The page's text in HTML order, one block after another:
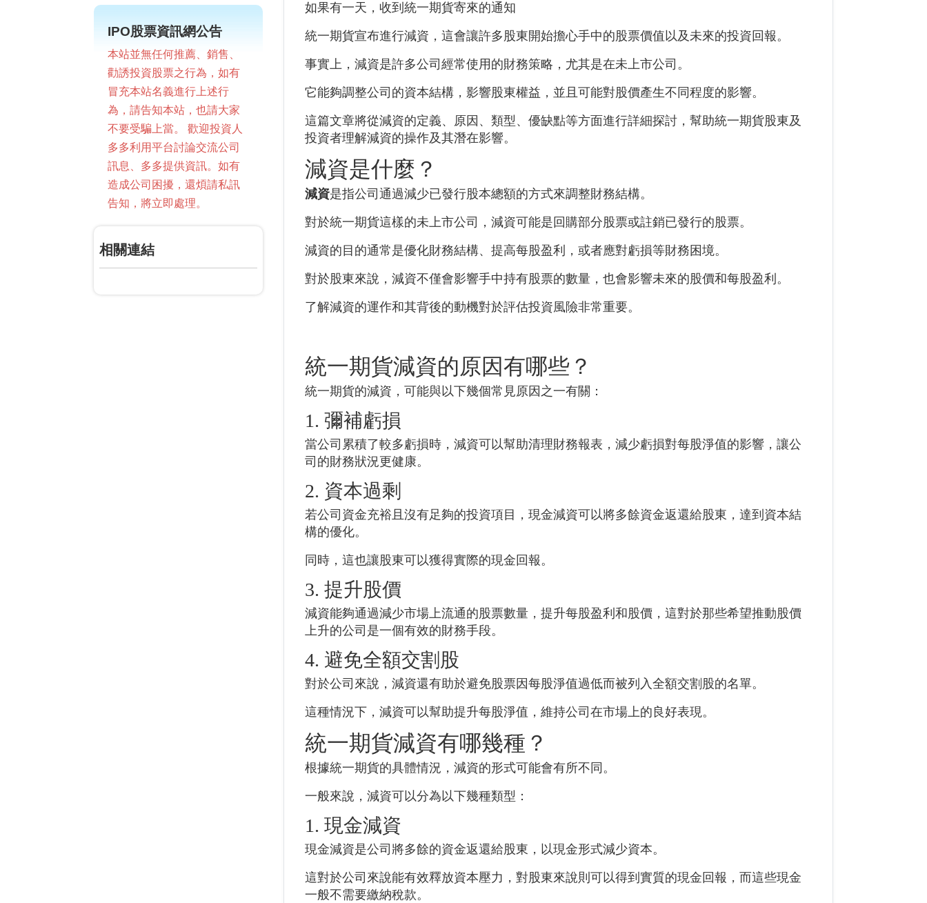
IPO股票資訊網公告
本站並無任何推薦、銷售、
勸誘投資股票之行為，如有
冒充本站名義進行上述行
為，請告知本站，也請大家
不要受騙上當。 歡迎投資人
多多利用平台討論交流公司
訊息、多多提供資訊。如有
造成公司困擾，還煩請私訊
告知，將立即處理。
相關連結
如果有一天，收到統一期貨寄來的通知
統一期貨宣布進行減資，這會讓許多股東開始擔心手中的股票價值以及未來的投資回報。
事實上，減資是許多公司經常使用的財務策略，尤其是在未上市公司。
它能夠調整公司的資本結構，影響股東權益，並且可能對股價產生不同程度的影響。
這篇文章將從減資的定義、原因、類型、優缺點等方面進行詳細探討，幫助統一期貨股東及
投資者理解減資的操作及其潛在影響。
減資是什麼？
減資是指公司通過減少已發行股本總額的方式來調整財務結構。
對於統一期貨這樣的未上市公司，減資可能是回購部分股票或註銷已發行的股票。
減資的目的通常是優化財務結構、提高每股盈利，或者應對虧損等財務困境。
對於股東來說，減資不僅會影響手中持有股票的數量，也會影響未來的股價和每股盈利。
了解減資的運作和其背後的動機對於評估投資風險非常重要。
統一期貨減資的原因有哪些？
統一期貨的減資，可能與以下幾個常見原因之一有關：
1. 彌補虧損
當公司累積了較多虧損時，減資可以幫助清理財務報表，減少虧損對每股淨值的影響，讓公
司的財務狀況更健康。
2. 資本過剩
若公司資金充裕且沒有足夠的投資項目，現金減資可以將多餘資金返還給股東，達到資本結
構的優化。
同時，這也讓股東可以獲得實際的現金回報。
3. 提升股價
減資能夠通過減少市場上流通的股票數量，提升每股盈利和股價，這對於那些希望推動股價
上升的公司是一個有效的財務手段。
4. 避免全額交割股
對於公司來說，減資還有助於避免股票因每股淨值過低而被列入全額交割股的名單。
這種情況下，減資可以幫助提升每股淨值，維持公司在市場上的良好表現。
統一期貨減資有哪幾種？
根據統一期貨的具體情況，減資的形式可能會有所不同。
一般來說，減資可以分為以下幾種類型：
1. 現金減資
現金減資是公司將多餘的資金返還給股東，以現金形式減少資本。
這對於公司來說能有效釋放資本壓力，對股東來說則可以得到實質的現金回報，而這些現金
一般不需要繳納稅款。